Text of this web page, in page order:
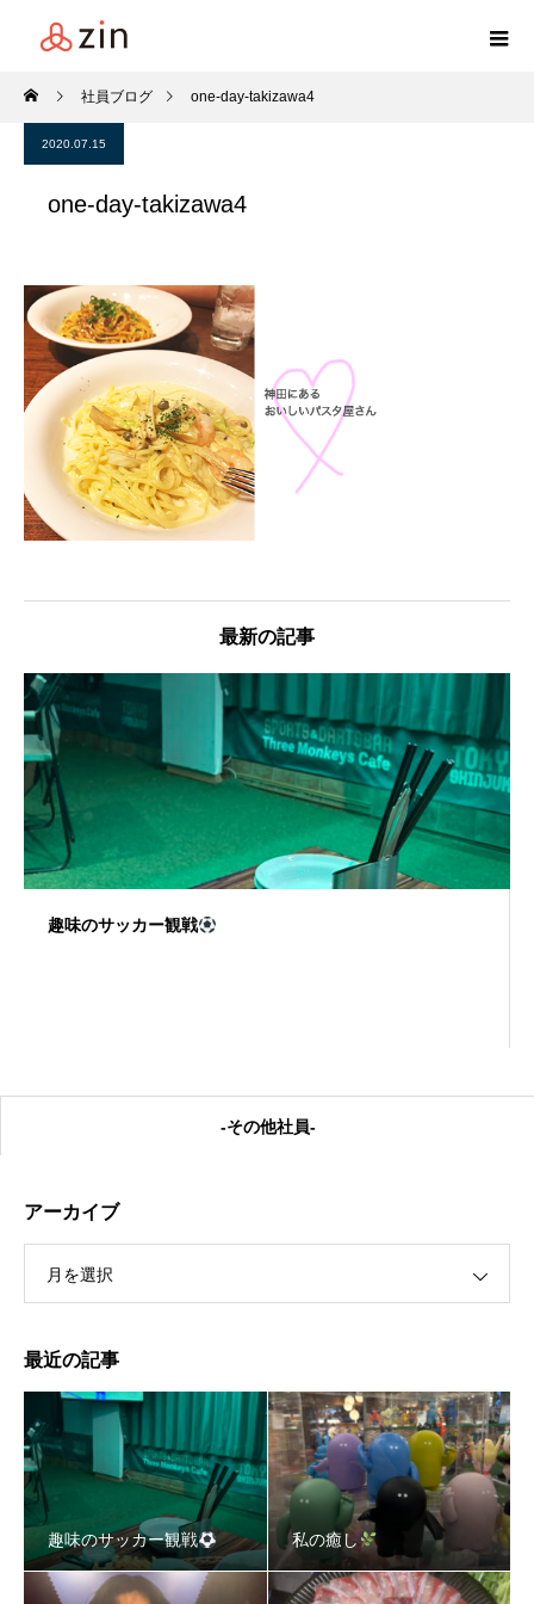
社員ブログ one-day-takizawa4
2020.07.15
one-day-takizawa4
最新の記事
趣味のサッカー観戦
私の癒し
-その他社員-
アーカイブ
月を選択
最近の記事
趣味のサッカー観戦 私の癒し